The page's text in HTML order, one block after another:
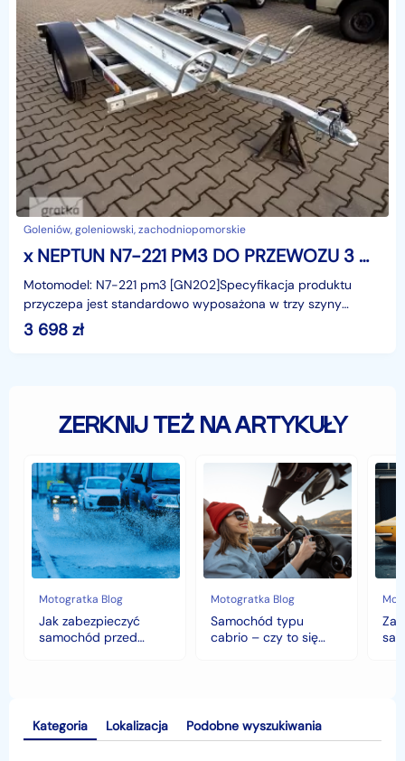
Goleniów, goleniowski, zachodniopomorskie
x NEPTUN N7-221 PM3 DO PRZEWOZU 3 MOTOCYKLI
Motomodel: N7-221 pm3 [GN202]Specyfikacja produktu
przyczepa jest standardowo wyposażona w trzy szyny
transportowe z pałąkami do mocowania przedniego koła mo
3 698 zł
ZERKNIJ TEŻ NA ARTYKUŁY
Jak
zabezpieczyć
samochód
przed
jesiennymi
chłodami
i
deszczem?
Motogratka Blog
Jak zabezpieczyć
samochód przed
Samochód
cabrio
–
czy
to
się
opłaca
w
polskim
klimacie?
Motogratka Blog
Samochód typu
cabrio – czy to się
czyli
Kategoria Lokalizacja Podobne wyszukiwania